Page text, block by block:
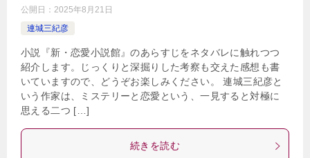
公開日： 2025年8月21日
連城三紀彦
小説『新・恋愛小説館』のあらすじをネタバレに触れつつ
紹介します。じっくりと深掘りした考察も交えた感想も書
いていますので、どうぞお楽しみください。 連城三紀彦と
いう作家は、ミステリーと恋愛という、一見すると対極に
思える二つ […]
続きを読む